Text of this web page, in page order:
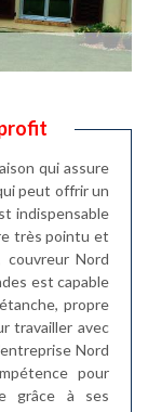
qui assure
peut offrir un
indispensable
très pointu et
couvreur Nord
est capable
propre
travailler avec
Nord
pour
grâce à ses